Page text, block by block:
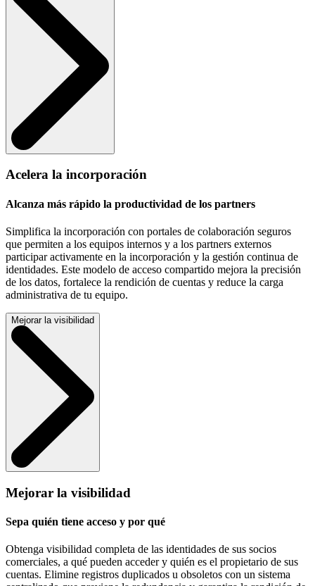
Acelera la incorporación
Alcanza más rápido la productividad de los partners
Simplifica la incorporación con portales de colaboración seguros
que permiten a los equipos internos y a los partners externos
participar activamente en la incorporación y la gestión continua de
identidades. Este modelo de acceso compartido mejora la precisión
de los datos, fortalece la rendición de cuentas y reduce la carga
administrativa de tu equipo.
Mejorar la visibilidad
Mejorar la visibilidad
Sepa quién tiene acceso y por qué
Obtenga visibilidad completa de las identidades de sus socios
comerciales, a qué pueden acceder y quién es el propietario de sus
cuentas. Elimine registros duplicados u obsoletos con un sistema